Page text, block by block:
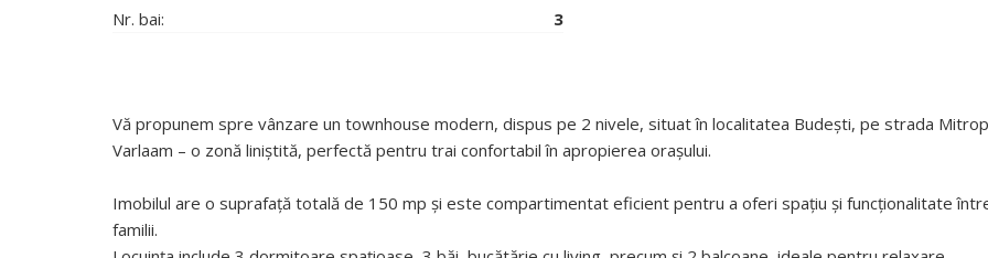
Nr. bai:
3
Vă propunem spre vânzare un townhouse modern, dispus pe 2 nivele, situat în localitatea Budești, pe strada
Varlaam – o zonă liniștită, perfectă pentru trai confortabil în apropierea orașului.
Imobilul are o suprafață totală de 150 mp și este compartimentat eficient pentru a oferi spațiu și funcționalitate
familii.